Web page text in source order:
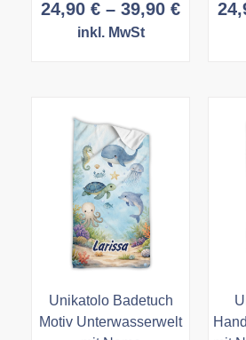
24,90 € – 39,90 €
inkl. MwSt
Unikatolo Badetuch
Motiv Unterwasserwelt